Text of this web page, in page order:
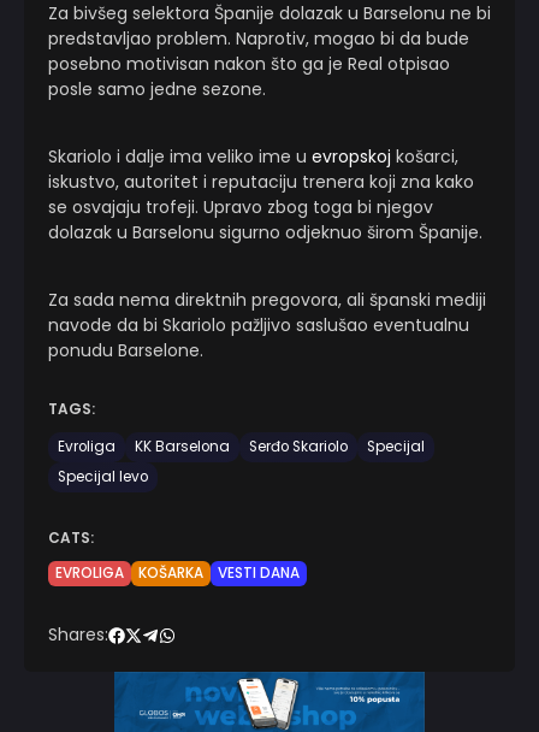
Za bivšeg selektora Španije dolazak u Barselonu ne bi
predstavljao problem. Naprotiv, mogao bi da bude
posebno motivisan nakon što ga je Real otpisao
posle samo jedne sezone.
Skariolo i dalje ima veliko ime u evropskoj košarci,
iskustvo, autoritet i reputaciju trenera koji zna kako
se osvajaju trofeji. Upravo zbog toga bi njegov
dolazak u Barselonu sigurno odjeknuo širom Španije.
Za sada nema direktnih pregovora, ali španski mediji
navode da bi Skariolo pažljivo saslušao eventualnu
ponudu Barselone.
TAGS:
Evroliga
KK Barselona Serđo Skariolo
Specijal
Specijal levo
CATS:
EVROLIGA
KOŠARKA VESTI DANA
Shares: